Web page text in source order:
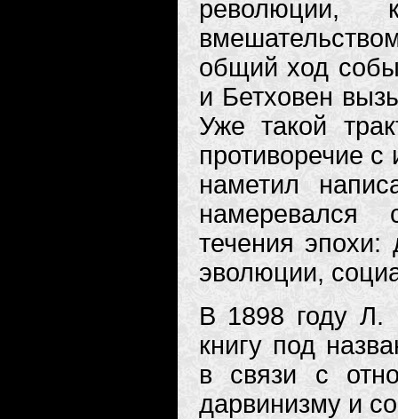
революции,
общий ход
и Бетховен
Уже такой
противоречие
наметил
намеревался
течения эпохи:
эволюции,
В 1898 году Л.
книгу под
в связи с
дарвинизму и